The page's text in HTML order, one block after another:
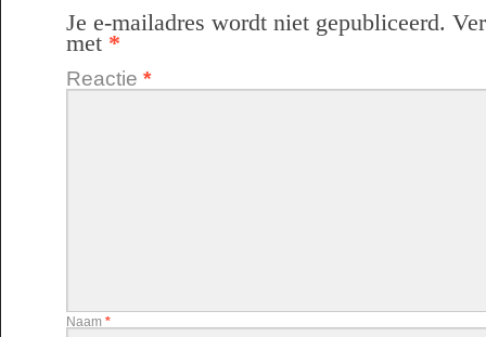
Je e-mailadres wordt niet gepubliceerd.
met *
Reactie *
Naam *